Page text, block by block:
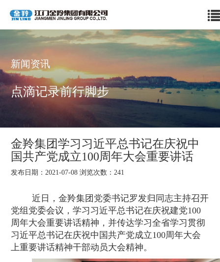
新闻资讯
点滴记录前行脚步
金羚集团学习习近平总书记在庆祝中
国共产党成立100周年大会重要讲话
发布日期：2021-07-08 浏览次数：241
近日，金羚集团党委书记罗发归同志主持召开
党组党委会议，学习 习近平总书记在庆祝建党100
周年大会重要讲话精神，并传达学习全省学习贯彻
习近平总书记在庆祝中国共产党成立100周年大会
上重要讲话精神干部动员大会精神。